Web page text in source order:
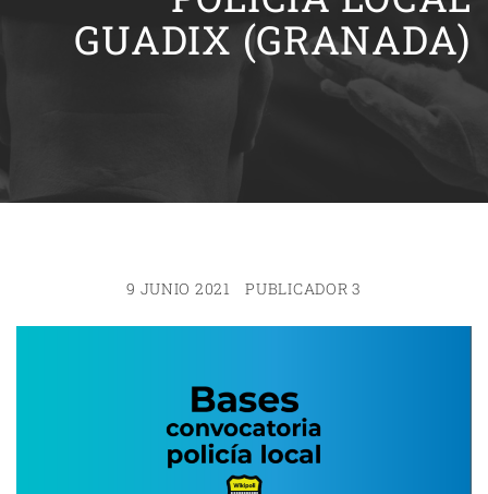
GUADIX (GRANADA)
9 JUNIO 2021 PUBLICADOR 3